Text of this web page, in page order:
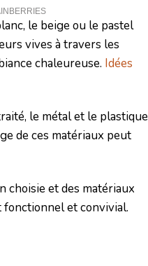
le beige ou le pastel
vives à travers les
chaleureuse. Idées
le métal et le plastique
de ces matériaux peut
choisie et des matériaux
et convivial.